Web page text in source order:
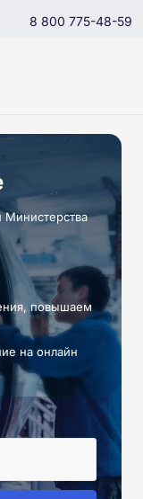
8 800 775-48-59
Министерства
повышаем
на онлайн